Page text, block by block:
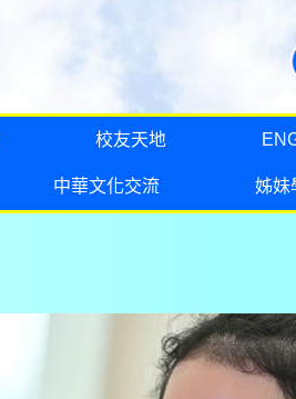
校友天地
中華文化交流 姊妹